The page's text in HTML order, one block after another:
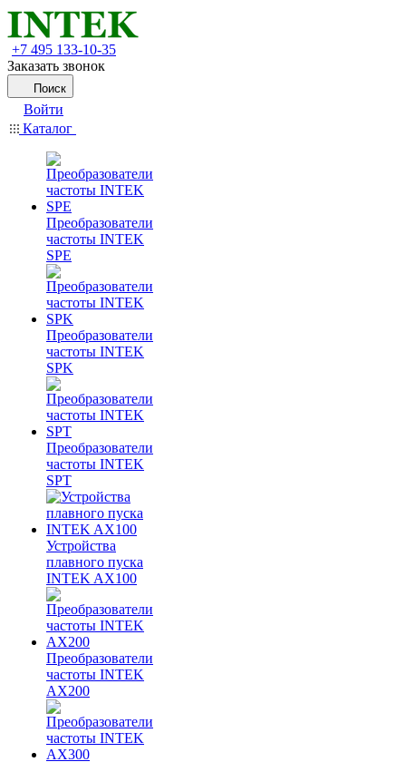
+7 495 133-10-35
Заказать звонок
Поиск
Войти
Каталог
Преобразователи
частоты INTEK
SPE
Преобразователи
частоты INTEK
SPK
Преобразователи
частоты INTEK
SPT
Устройства
плавного пуска
INTEK AX100
Преобразователи
частоты INTEK
AX200